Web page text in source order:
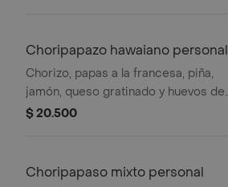
Choripapazo hawaiano personal
Chorizo, papas a la francesa, piña,
jamón, queso gratinado y huevos de
codorniz. Incluye maíz, tocineta y
$ 20.500
Choripapaso mixto personal